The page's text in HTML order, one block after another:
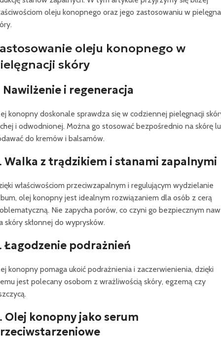
oleju konopnego oraz jego zastosowaniu w
oleju konopnego w
skóry
Nawilżenie i regeneracja
konopny doskonale sprawdza się w codziennej pielęgnacji
i odwodnionej. Można go stosować bezpośrednio na skórę
do kremów i balsamów.
Walka z trądzikiem i stanami zapalnymi
właściwościom przeciwzapalnym i regulującym wydzielanie
olej konopny jest idealnym rozwiązaniem dla osób z cerą
Nie zapycha porów, co czyni go bezpiecznym
skóry skłonnej do wyprysków.
Łagodzenie podrażnień
konopny pomaga ukoić podrażnienia i zaczerwienienia, dzięki
jest polecany osobom z wrażliwością skóry, egzemą czy
Olej konopny jako serum